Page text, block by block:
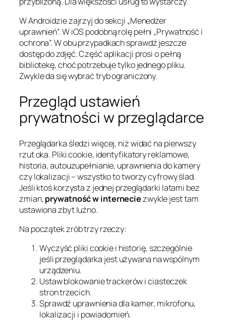
W Androidzie zajrzyj do sekcji „Menedżer
uprawnień”. W iOS podobną rolę pełni „Prywatność i
ochrona”. W obu przypadkach sprawdź jeszcze
dostęp do zdjęć. Część aplikacji prosi o pełną
bibliotekę, choć potrzebuje tylko jednego pliku.
Zwykle da się wybrać tryb ograniczony.
Przegląd ustawień
prywatności w przeglądarce
Przeglądarka śledzi więcej, niż widać na pierwszy
rzut oka. Pliki cookie, identyfikatory reklamowe,
historia, autouzupełnianie, uprawnienia do kamery
czy lokalizacji – wszystko to tworzy cyfrowy ślad.
Jeśli ktoś korzysta z jednej przeglądarki latami bez
zmian,prywatność w interneciezwykle jest tam
ustawiona zbyt luźno.
Na początek zrób trzy rzeczy:
Wyczyść pliki cookie i historię, szczególnie
jeśli przeglądarka jest używana na wspólnym
urządzeniu.
Ustaw blokowanie trackerów i ciasteczek
stron trzecich.
Sprawdź uprawnienia dla kamer, mikrofonu,
lokalizacji i powiadomień.